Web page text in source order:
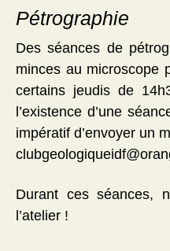
Pétrographie
Des séances de
minces au microscope
certains jeudis de
l’existence d’une
impératif d’envoyer un
Durant ces séances,
l’atelier !